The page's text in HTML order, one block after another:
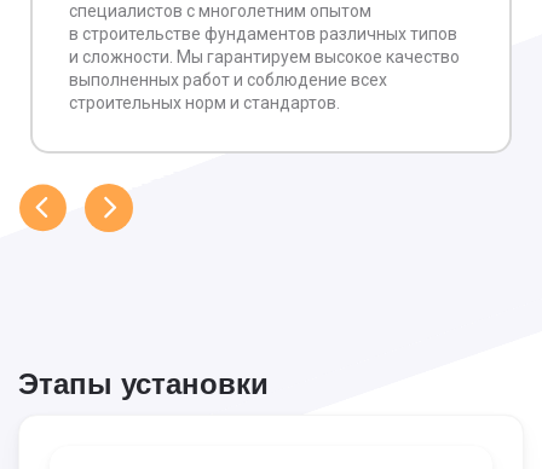
специалистов с многолетним опытом
в строительстве фундаментов различных типов
и сложности. Мы гарантируем высокое качество
выполненных работ и соблюдение всех
строительных норм и стандартов.
Этапы установки